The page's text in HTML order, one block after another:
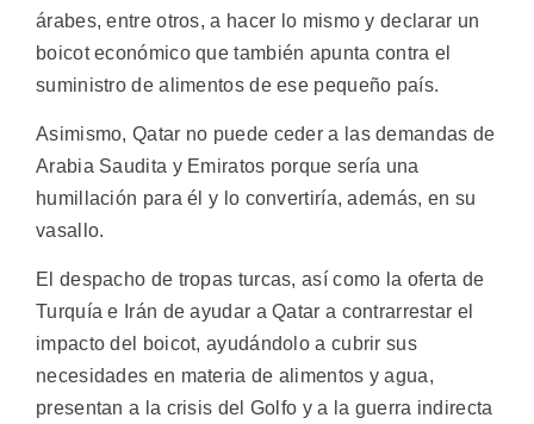
árabes, entre otros, a hacer lo mismo y declarar un
boicot económico que también apunta contra el
suministro de alimentos de ese pequeño país.
Asimismo, Qatar no puede ceder a las demandas de
Arabia Saudita y Emiratos porque sería una
humillación para él y lo convertiría, además, en su
vasallo.
El despacho de tropas turcas, así como la oferta de
Turquía e Irán de ayudar a Qatar a contrarrestar el
impacto del boicot, ayudándolo a cubrir sus
necesidades en materia de alimentos y agua,
presentan a la crisis del Golfo y a la guerra indirecta